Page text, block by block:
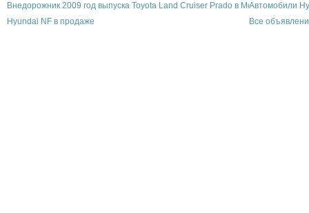
Внедорожник 2009 год выпуска Toyota Land Cruiser Prado в МосквеАвтомобили
Hyundai NF в продаже
Все